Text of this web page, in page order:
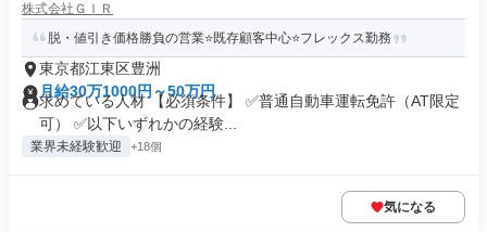
株式会社ＧＩＲ
脱・値引き価格勝負の営業⭐既存顧客中心⭐フレックス勤務
東京都江東区豊洲
月給30万1000円～50万円
求めている人材 【必須条件】 ✅普通自動車運転免許（AT限定
可） ✅以下いずれかの経験...
業界未経験歓迎 +18個
気になる